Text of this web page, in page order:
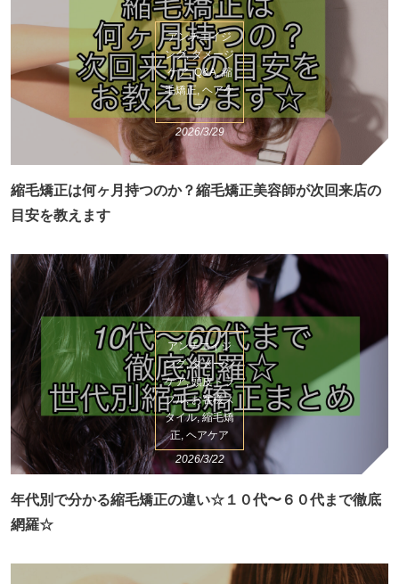
アンチエイジ
ング, ダメージ
ケア, Q&A, 縮
毛矯正, ヘアケ
ア
2026/3/29
縮毛矯正は何ヶ月持つのか？縮毛矯正美容師が次回来店の
目安を教えます
アンチエイジ
ング, ダメージ
ケア, 頭皮トラ
ブル, お客様ス
タイル, 縮毛矯
正, ヘアケア
2026/3/22
年代別で分かる縮毛矯正の違い☆１０代〜６０代まで徹底
網羅☆